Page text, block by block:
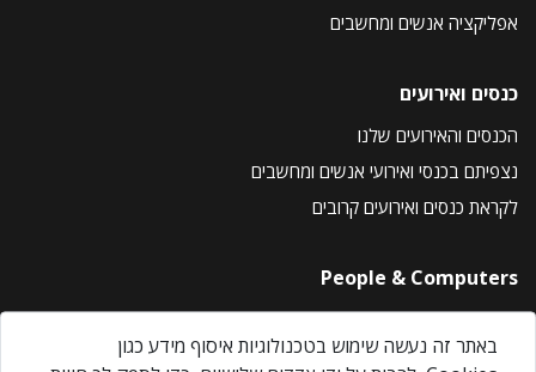
אפליקציה אנשים ומחשבים
כנסים ואירועים
הכנסים והאירועים שלנו
נצפיתם בכנסי ואירועי אנשים ומחשבים
לקראת כנסים ואירועים קרובים
People & Computers
About Us
Privacy Policy
באתר זה נעשה שימוש בטכנולוגיות איסוף מידע כגון